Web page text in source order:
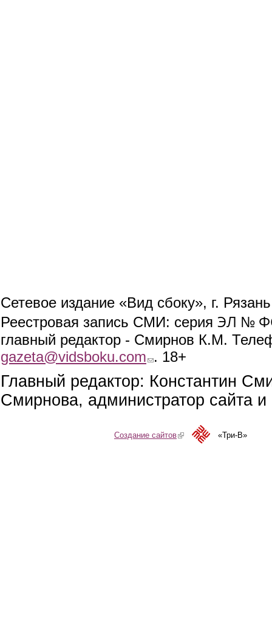
Сетевое издание «Вид сбоку», г.
Реестровая запись СМИ: серия ЭЛ №
главный редактор - Смирнов К.М.
gazeta@vidsboku.com (link sends e-mail)
. 18+
Главный редактор: Константин
Смирнова, администратор сайта
Создание сайтов(link is external)«Три-В»